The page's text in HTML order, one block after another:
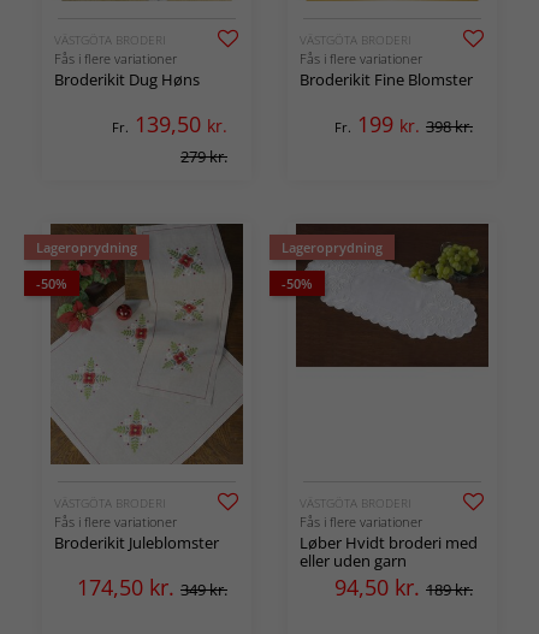
VÄSTGÖTA BRODERI
Fås i flere variationer
Broderikit Dug Høns
Fr. 139,50 kr.
279 kr.
VÄSTGÖTA BRODERI
Fås i flere variationer
Broderikit Fine Blomster
Fr. 199 kr. 398 kr.
Lageroprydning
-50%
VÄSTGÖTA BRODERI
Fås i flere variationer
Broderikit Juleblomster
174,50 kr. 349 kr.
Lageroprydning
-50%
VÄSTGÖTA BRODERI
Fås i flere variationer
Løber Hvidt broderi med
eller uden garn
94,50 kr. 189 kr.